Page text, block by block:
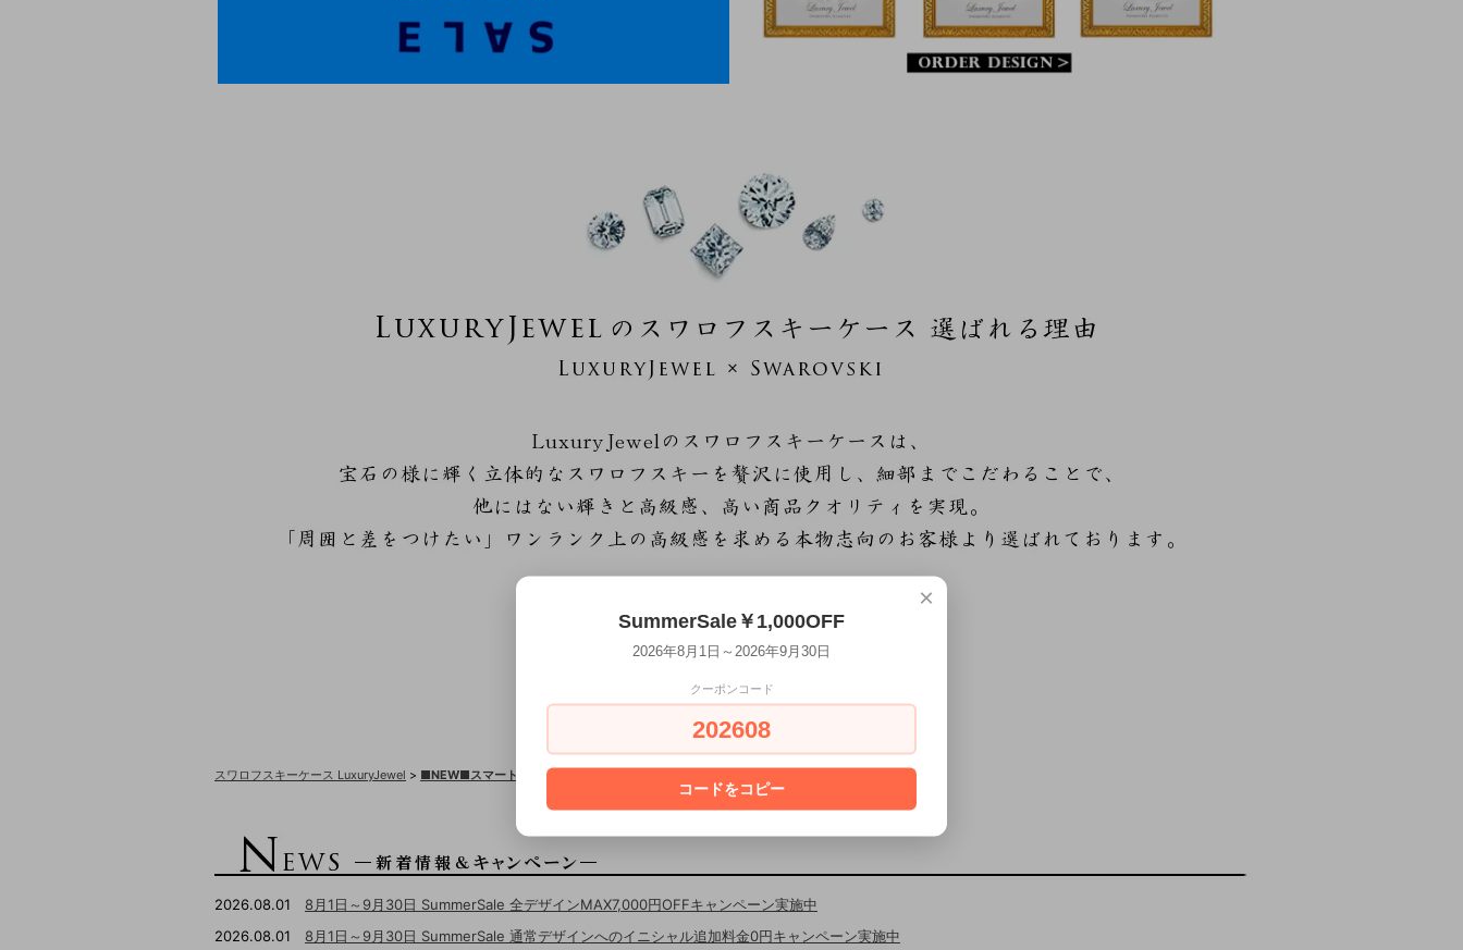
スワロフスキーケース LuxuryJewel > ■NEW■スマートフォン全機種対応
2026.08.01 8月1日～9月30日 SummerSale 全デザインMAX7,000円OFFキャンペーン実施中
2026.08.01 8月1日～9月30日 SummerSale 通常デザインへのイニシャル追加料金0円キャンペーン実施中
×
SummerSale￥1,000OFF
2026年8月1日～2026年9月30日
クーポンコード
202608
コードをコピー